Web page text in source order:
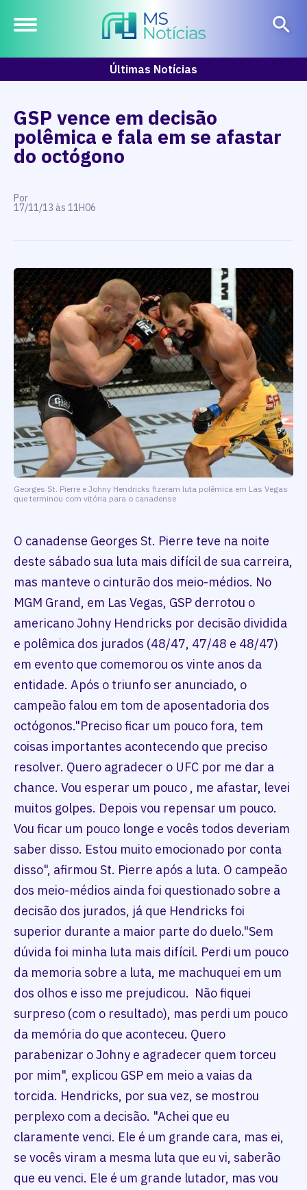
Últimas Notícias
GSP vence em decisão
polêmica e fala em se afastar
do octógono
Por
17/11/13 às 11H06
Georges St. Pierre e Johny Hendricks fizeram luta polêmica em Las Vegas
que terminou com vitória para o canadense
O canadense Georges St. Pierre teve na noite
deste sábado sua luta mais difícil de sua carreira,
mas manteve o cinturão dos meio-médios. No
MGM Grand, em Las Vegas, GSP derrotou o
americano Johny Hendricks por decisão dividida
e polêmica dos jurados (48/47, 47/48 e 48/47)
em evento que comemorou os vinte anos da
entidade. Após o triunfo ser anunciado, o
campeão falou em tom de aposentadoria dos
octógonos."Preciso ficar um pouco fora, tem
coisas importantes acontecendo que preciso
resolver. Quero agradecer o UFC por me dar a
chance. Vou esperar um pouco , me afastar, levei
muitos golpes. Depois vou repensar um pouco.
Vou ficar um pouco longe e vocês todos deveriam
saber disso. Estou muito emocionado por conta
disso", afirmou St. Pierre após a luta. O campeão
dos meio-médios ainda foi questionado sobre a
decisão dos jurados, já que Hendricks foi
superior durante a maior parte do duelo."Sem
dúvida foi minha luta mais difícil. Perdi um pouco
da memoria sobre a luta, me machuquei em um
dos olhos e isso me prejudicou. Não fiquei
surpreso (com o resultado), mas perdi um pouco
da memória do que aconteceu. Quero
parabenizar o Johny e agradecer quem torceu
por mim", explicou GSP em meio a vaias da
torcida. Hendricks, por sua vez, se mostrou
perplexo com a decisão. "Achei que eu
claramente venci. Ele é um grande cara, mas ei,
se vocês viram a mesma luta que eu vi, saberão
que eu venci. Ele é um grande lutador, mas vou